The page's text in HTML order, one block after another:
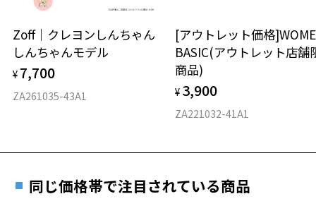
仕上がり寸法
D 仕上がりの横幅：約138mm
10.3g
安心2 視力測定無料
視力の変化を早めに発見するために、定期的な視
力測定をおすすめいたします。
安心3 かかり具合調整無料
す。
＜メガネの度数情報がわからない方へ＞
オンラインストアでフレームのみ購入して、
実店舗で度付きにできます
ご購入時に「レンズ交換券」をお選びいただくと、実店舗で
度数を測定のうえ、度付きレンズ（標準セットレンズ）へ無
お近くのZoff実店舗にて度数を測定いただけます（無料）。
その際は記入用紙をダウンロードしてお使いください。
Zoff｜クレヨンしんちゃん
しんちゃんモデル
¥ 7,700
ZA261035-43A1
[アウトレット価格
BASIC(アウトレット店舗
商品)
¥ 3,900
ZA221032-41A1
同じ価格帯で注目されている商品